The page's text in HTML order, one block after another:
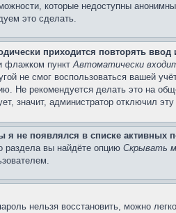
которые недоступны
это сделать.
приходится повторять ввод
флажком пунктАвтоматически
не смог воспользоваться вашей
Не рекомендуется делать это на
значит, администратор отключил
я не появлялся в списке активных
раздела вы найдёте опцию Скрывать
нельзя восстановить, можно